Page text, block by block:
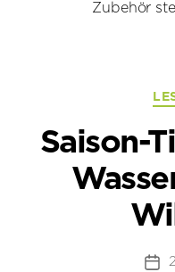
Zubehör
Saison-